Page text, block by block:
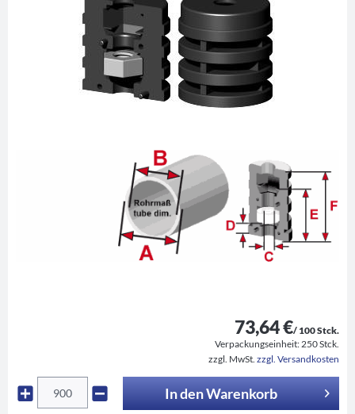
73,64 €/ 100 Stck.
Verpackungseinheit: 250 Stck.
zzgl. MwSt. zzgl. Versandkosten
In denWarenkorb